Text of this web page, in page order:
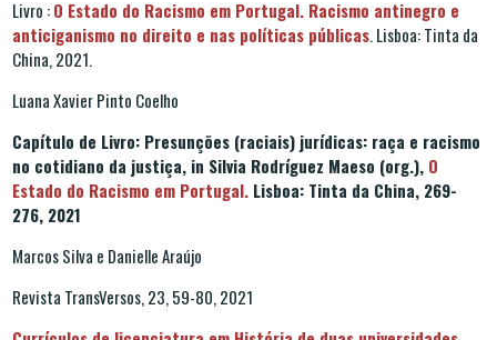
Livro :O Estado do Racismo em Portugal. Racismo antinegro e
anticiganismo no direito e nas políticas públicas. Lisboa: Tinta da
China, 2021.
Luana Xavier Pinto Coelho
Capítulo de Livro: Presunções (raciais) jurídicas: raça e racismo
no cotidiano da justiça, in Silvia Rodríguez Maeso (org.), O
Estado do Racismo em Portugal. Lisboa: Tinta da China, 269-
276, 2021
Marcos Silva e Danielle Araújo
Revista TransVersos, 23, 59-80, 2021